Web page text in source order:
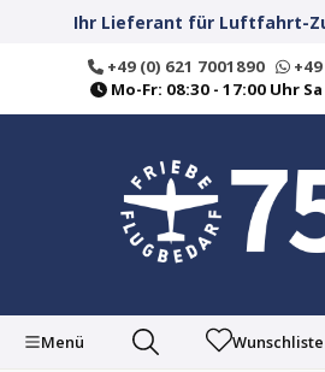
springenIhr Lieferant für Luftfahrt-
+49 (0) 621 7001890
+49
Mo-Fr: 08:30 - 17:00 Uhr
Menü Wunschliste